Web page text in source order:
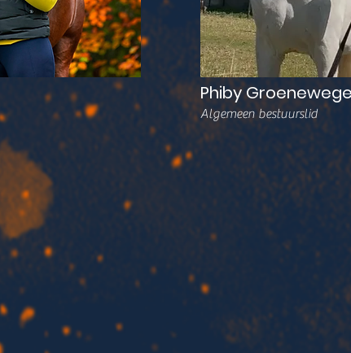
Phiby
Algemeen bestuurslid